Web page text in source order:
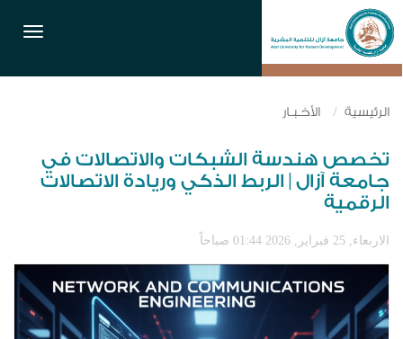
الرئيسية الأخـبـار
تخصص هندسة الشبكات والاتصالات في
جامعة آزال | الربط الذكي وريادة الاتصالات
الرقمية
الاربعاء, 25 فبراير, 2026 01:44 صباحاً